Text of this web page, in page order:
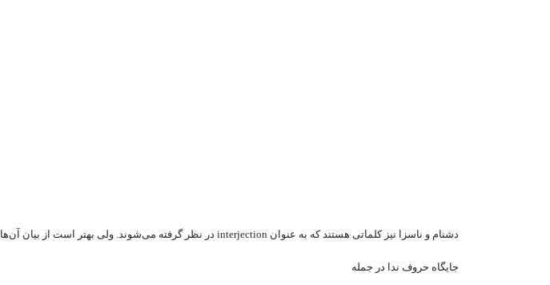
دشنام و ناسزا نیز کلماتی هستند که به عنوان interjection‌ در نظر گرفته می‌‌شوند. ولی بهتر است از بیان آن‌ها خودداری کنیدJ
جایگاه حروف ندا در جمله